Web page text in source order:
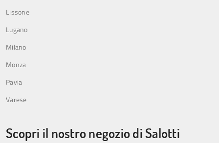
Lissone
Lugano
Milano
Monza
Pavia
Varese
Scopri il nostro negozio di Salotti